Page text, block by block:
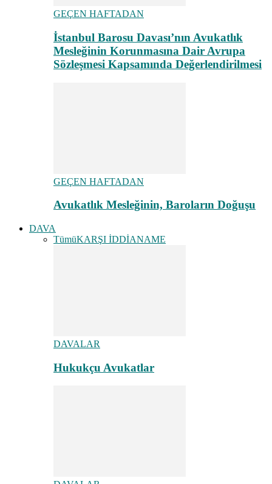
GEÇEN HAFTADAN
İstanbul Barosu Davası’nın Avukatlık
Mesleğinin Korunmasına Dair Avrupa
Sözleşmesi Kapsamında Değerlendirilmesi
GEÇEN HAFTADAN
Avukatlık Mesleğinin, Baroların Doğuşu
DAVA
TümüKARŞI İDDİANAME
DAVALAR
Hukukçu Avukatlar